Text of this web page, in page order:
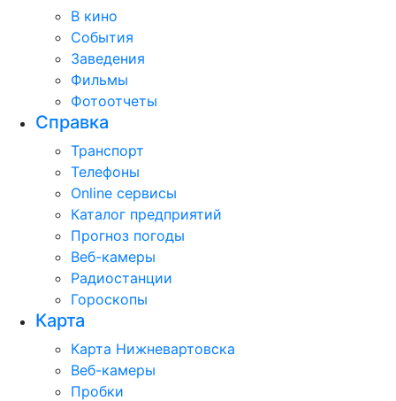
В кино
События
Заведения
Фильмы
Фотоотчеты
Справка
Транспорт
Телефоны
Online сервисы
Каталог предприятий
Прогноз погоды
Веб-камеры
Радиостанции
Гороскопы
Карта
Карта Нижневартовска
Веб-камеры
Пробки